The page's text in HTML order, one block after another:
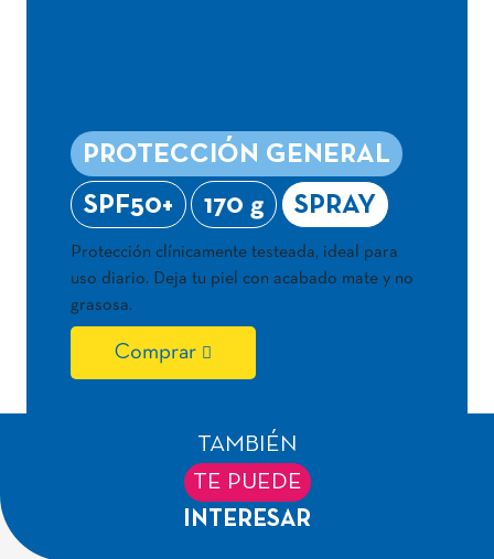
PROTECCIÓN GENERAL
SPF50+
170 g SPRAY
Protección clínicamente testeada, ideal para
uso diario. Deja tu piel con acabado mate y no
grasosa.
Comprar
TAMBIÉN
TE PUEDE
INTERESAR